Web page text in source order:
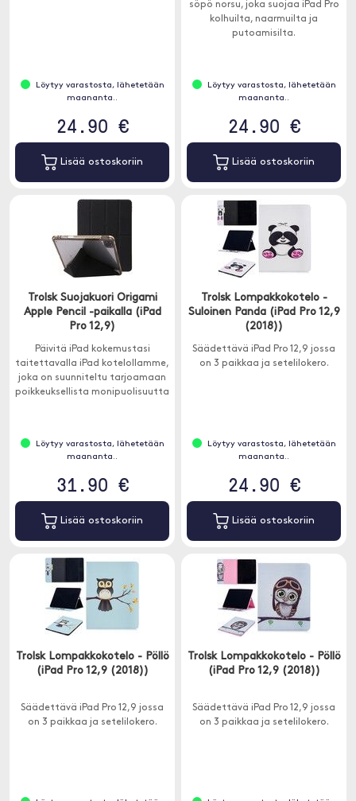
Löytyy varastosta, lähetetään
maananta..
24.90 €
Lisää ostoskoriin
söpö norsu, joka suojaa iPad Pro
kolhuilta, naarmuilta ja
putoamisilta.
Löytyy varastosta, lähetetään
maananta..
24.90 €
Lisää ostoskoriin
Trolsk Suojakuori Origami
Apple Pencil -paikalla (iPad
Pro 12,9)
Päivitä iPad kokemustasi
taitettavalla iPad kotelollamme,
joka on suunniteltu tarjoamaan
poikkeuksellista monipuolisuutta
Löytyy varastosta, lähetetään
maananta..
31.90 €
Lisää ostoskoriin
Trolsk Lompakkokotelo -
Suloinen Panda (iPad Pro 12,9
(2018))
Säädettävä iPad Pro 12,9 jossa
on 3 paikkaa ja setelilokero.
Löytyy varastosta, lähetetään
maananta..
24.90 €
Lisää ostoskoriin
Trolsk Lompakkokotelo - Pöllö
(iPad Pro 12,9 (2018))
Säädettävä iPad Pro 12,9 jossa
on 3 paikkaa ja setelilokero.
Trolsk Lompakkokotelo - Pöllö
(iPad Pro 12,9 (2018))
Säädettävä iPad Pro 12,9 jossa
on 3 paikkaa ja setelilokero.